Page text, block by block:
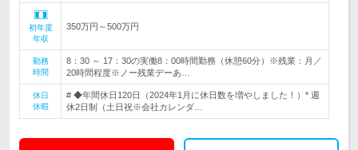
初年度
年収
350万円～500万円
勤務
時間
8：30 ～ 17：30の実働8：00時間勤務（休憩60分）※残業：月／
20時間程度※ノー残業デーあ…
休日
休暇
# ◆年間休日120日（2024年1月に休日数を増やしました！）* 週
休2日制（土日祝※会社カレンダ…